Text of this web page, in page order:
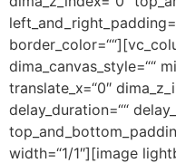
dima_canvas_style=““
translate_x=“0″
delay_duration=““
width=“1/1″][image